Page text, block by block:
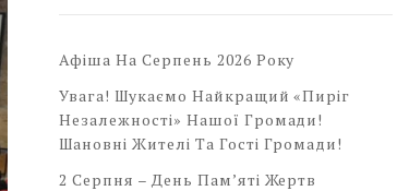
Афіша На Серпень 2026 Року
Увага! Шукаємо Найкращий «Пиріг
Незалежності» Нашої Громади!
Шановні Жителі Та Гості Громади!
2 Серпня – День Пам’яті Жертв